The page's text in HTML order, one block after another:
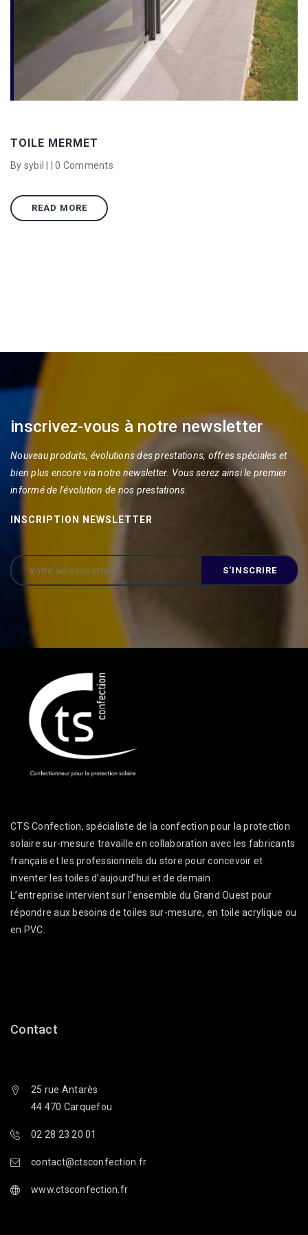
TOILE MERMET
By sybil | |0 Comments
READ MORE
inscrivez-vous à notre newsletter
Nouveau produits, évolutions des prestations, offres spéciales et
bien plus encore via notre newsletter. Vous serez ainsi le premier
informé de l'évolution de nos prestations.
INSCRIPTION NEWSLETTER
CTS Confection, spécialiste de la confection pour la protection
solaire sur-mesure travaille en collaboration avec les fabricants
français et les professionnels du store pour concevoir et
inventer les toiles d’aujourd’hui et de demain.
L’entreprise intervient sur l’ensemble du Grand Ouest pour
répondre aux besoins de toiles sur-mesure, en toile acrylique ou
en PVC.
Contact
25 rue Antarès
44 470 Carquefou
02 28 23 20 01
contact@ctsconfection.fr
www.ctsconfection.fr